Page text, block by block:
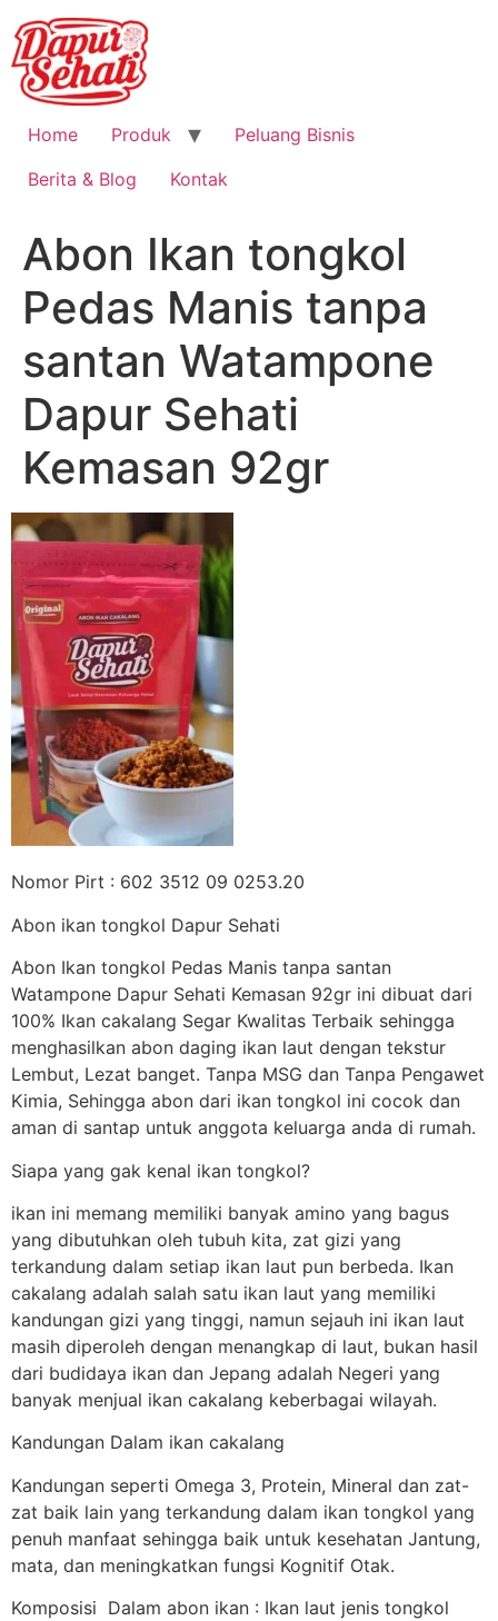
Home Produk
Peluang Bisnis
Berita & Blog
Kontak
Abon Ikan tongkol
Pedas Manis tanpa
santan Watampone
Dapur Sehati
Kemasan 92gr
Nomor Pirt : 602 3512 09 0253.20
Abon ikan tongkol Dapur Sehati
Abon Ikan tongkol Pedas Manis tanpa santan
Watampone Dapur Sehati Kemasan 92gr ini dibuat dari
100% Ikan cakalang Segar Kwalitas Terbaik sehingga
menghasilkan abon daging ikan laut dengan tekstur
Lembut, Lezat banget. Tanpa MSG dan Tanpa Pengawet
Kimia, Sehingga abon dari ikan tongkol ini cocok dan
aman di santap untuk anggota keluarga anda di rumah.
Siapa yang gak kenal ikan tongkol?
ikan ini memang memiliki banyak amino yang bagus
yang dibutuhkan oleh tubuh kita, zat gizi yang
terkandung dalam setiap ikan laut pun berbeda. Ikan
cakalang adalah salah satu ikan laut yang memiliki
kandungan gizi yang tinggi, namun sejauh ini ikan laut
masih diperoleh dengan menangkap di laut, bukan hasil
dari budidaya ikan dan Jepang adalah Negeri yang
banyak menjual ikan cakalang keberbagai wilayah.
Kandungan Dalam ikan cakalang
Kandungan seperti Omega 3, Protein, Mineral dan zat-
zat baik lain yang terkandung dalam ikan tongkol yang
penuh manfaat sehingga baik untuk kesehatan Jantung,
mata, dan meningkatkan fungsi Kognitif Otak.
Komposisi Dalam abon ikan : Ikan laut jenis tongkol